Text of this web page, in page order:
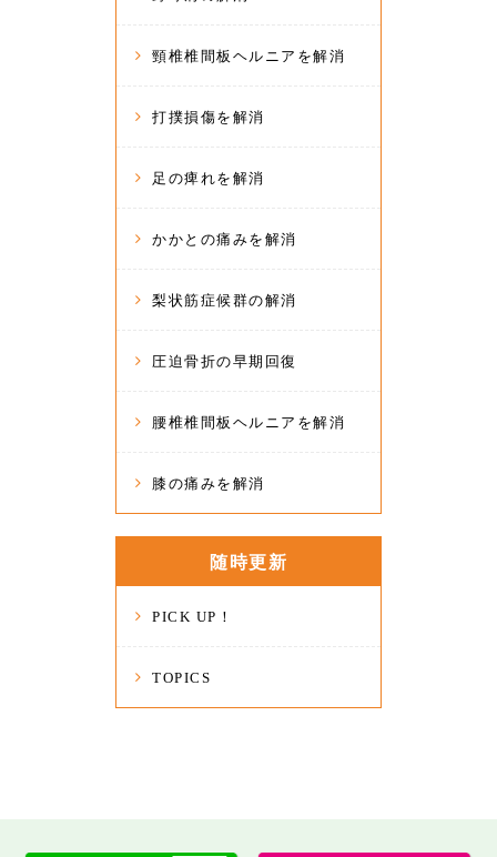
頸椎椎間板ヘルニアを解消
打撲損傷を解消
足の痺れを解消
かかとの痛みを解消
梨状筋症候群の解消
圧迫骨折の早期回復
腰椎椎間板ヘルニアを解消
膝の痛みを解消
随時更新
PICK UP！
TOPICS